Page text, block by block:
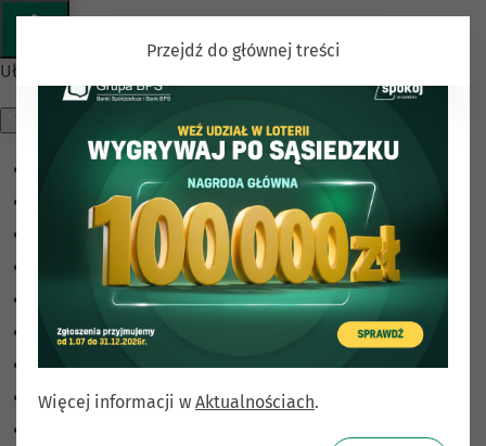
Ułatwienia dostępu
Monochromatyczny
Ciemny kontrast
Jasny kontrast
Niskie nasycenie
Wysokie nasycenie
Zaznacz linki
Zaznacz nagłówki
Przejdź do głównej treści
Więcej informacji w Aktualnościach.